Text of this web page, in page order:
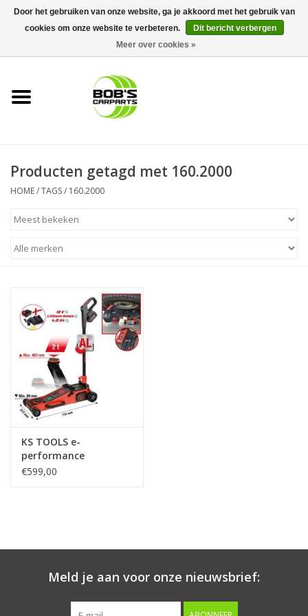
0 Artikelen - €0,00
KS TOOLS
Next Gereedschapswagens
Opbergsystemen
Starten & laden
Diagnose & meten
Handgereedschap
Luchtgereedschap
Producten getagd met 160.2000
HOME/TAGS/ 160.2000
KS TOOLS e-
performance
hydraulische accu-krik,
€599,00
Meld je aan voor onze nieuwsbrief:
Door het gebruiken van onze website, ga je akkoord met het gebruik van
cookies om onze website te verbeteren.
Dit bericht verbergen
Meer over cookies »